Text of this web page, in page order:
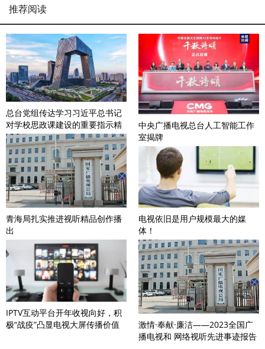
推荐阅读
总台党组传达学习习近平总书记
对学校思政课建设的重要指示精
神
青海局扎实推进视听精品创作播
出
IPTV互动平台开年收视向好，积
极“战疫”凸显电视大屏传播价值
中央广播电视总台人工智能工作
室揭牌
电视依旧是用户规模最大的媒
体！
激情·奉献·廉洁——2023全国广
播电视和 网络视听先进事迹报告